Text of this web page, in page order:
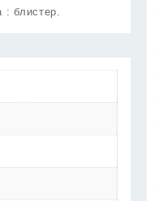
: блистер.